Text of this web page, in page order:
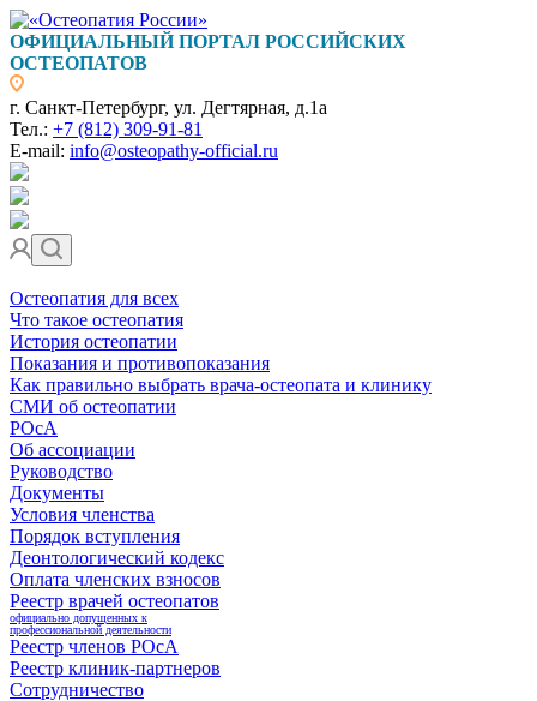
ОФИЦИАЛЬНЫЙ ПОРТАЛ РОССИЙСКИХ
ОСТЕОПАТОВ
г. Санкт-Петербург, ул. Дегтярная, д.1а
Тел.: +7 (812) 309-91-81
E-mail: info@osteopathy-official.ru
Остеопатия для всех
Что такое остеопатия
История остеопатии
Показания и противопоказания
Как правильно выбрать врача-остеопата и клинику
СМИ об остеопатии
РОсА
Об ассоциации
Руководство
Документы
Условия членства
Порядок вступления
Деонтологический кодекс
Оплата членских взносов
Реестр врачей остеопатов
официально допущенных к
профессиональной деятельности
Реестр членов РОсА
Реестр клиник-партнеров
Сотрудничество